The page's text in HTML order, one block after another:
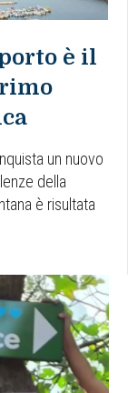
è il
un nuovo
della
è risultata